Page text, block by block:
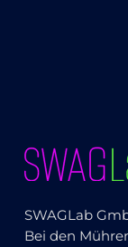
SWAGLab
Bei den